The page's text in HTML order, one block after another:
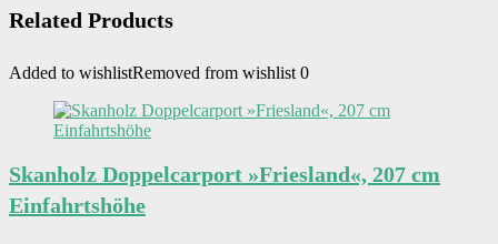
Related Products
Added to wishlistRemoved from wishlist 0
Skanholz Doppelcarport »Friesland«, 207 cm
Einfahrtshöhe